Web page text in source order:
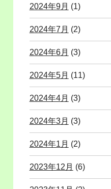
2024年9月 (1)
2024年7月 (2)
2024年6月 (3)
2024年5月 (11)
2024年4月 (3)
2024年3月 (3)
2024年1月 (2)
2023年12月 (6)